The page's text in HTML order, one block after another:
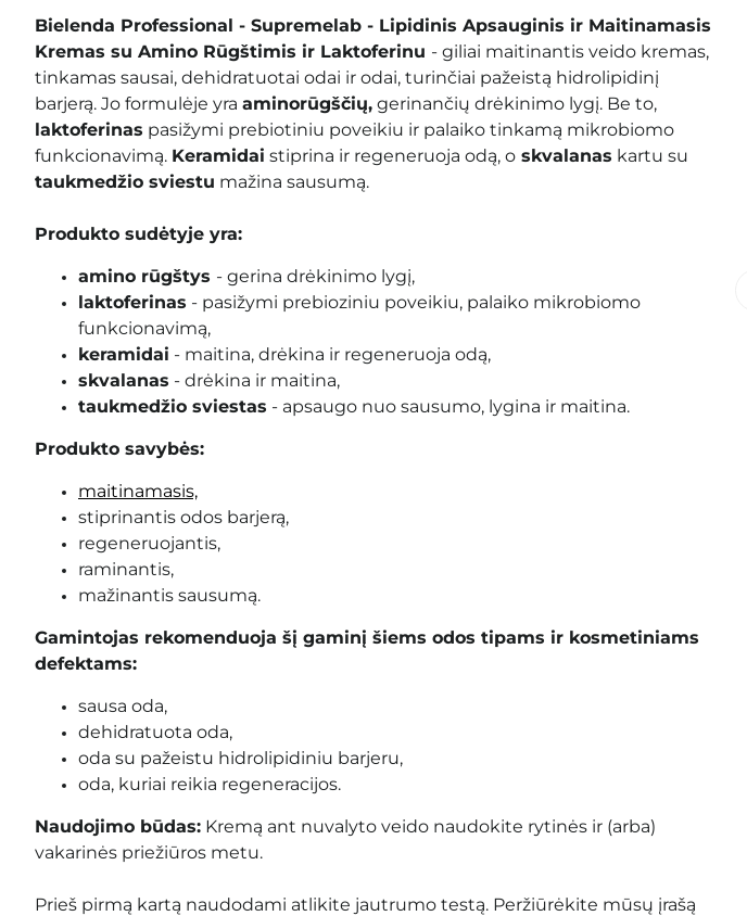
Bielenda Professional - Supremelab - Lipidinis Apsauginis ir Maitinamasis
Kremas su Amino Rūgštimis ir Laktoferinu - giliai maitinantis veido kremas,
tinkamas sausai, dehidratuotai odai ir odai, turinčiai pažeistą hidrolipidinį
barjerą. Jo formulėje yra aminorūgščių, gerinančių drėkinimo lygį. Be to,
laktoferinas pasižymi prebiotiniu poveikiu ir palaiko tinkamą mikrobiomo
funkcionavimą. Keramidai stiprina ir regeneruoja odą, o skvalanas kartu su
taukmedžio sviestu mažina sausumą.
Produkto sudėtyje yra:
amino rūgštys - gerina drėkinimo lygį,
laktoferinas - pasižymi prebioziniu poveikiu, palaiko mikrobiomo
funkcionavimą,
keramidai - maitina, drėkina ir regeneruoja odą,
skvalanas - drėkina ir maitina,
taukmedžio sviestas - apsaugo nuo sausumo, lygina ir maitina.
Produkto savybės:
maitinamasis,
stiprinantis odos barjerą,
regeneruojantis,
raminantis,
mažinantis sausumą.
Gamintojas rekomenduoja šį gaminį šiems odos tipams ir kosmetiniams
defektams:
sausa oda,
dehidratuota oda,
oda su pažeistu hidrolipidiniu barjeru,
oda, kuriai reikia regeneracijos.
Naudojimo būdas: Kremą ant nuvalyto veido naudokite rytinės ir (arba)
vakarinės priežiūros metu.
Prieš pirmą kartą naudodami atlikite jautrumo testą. Peržiūrėkite mūsų įrašą